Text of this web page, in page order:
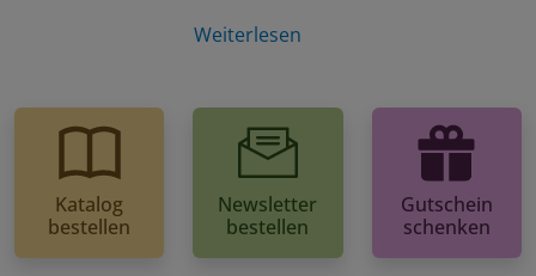
Weiterlesen
Katalog
bestellen
Newsletter
bestellen
Gutschein
schenken